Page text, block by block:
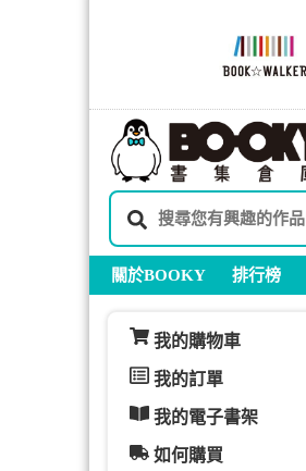
關於BOOKY 排行榜
我的購物車
我的訂單
我的電子書架
如何購買